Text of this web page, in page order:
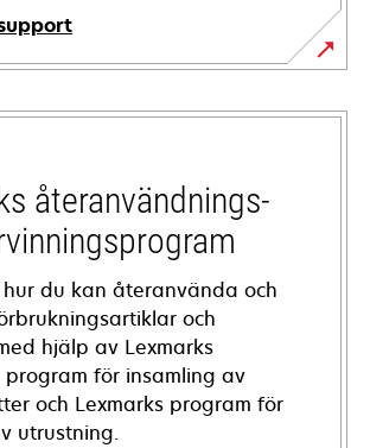
återanvändnings-
du kan återanvända och
och
hjälp av Lexmarks
för insamling av
och Lexmarks program för
utrustning.